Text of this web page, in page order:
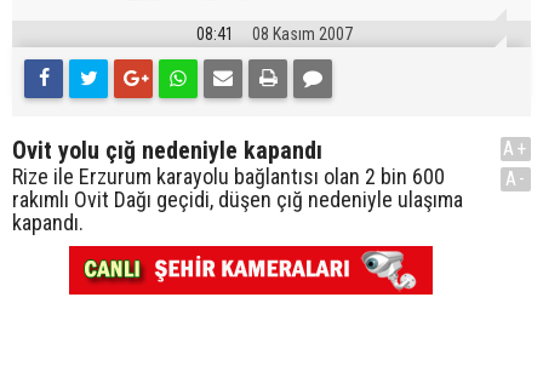
08:41 08 Kasım 2007
Ovit yolu çığ nedeniyle kapandı
Rize ile Erzurum karayolu bağlantısı olan 2 bin 600
rakımlı Ovit Dağı geçidi, düşen çığ nedeniyle ulaşıma
kapandı.
A+
A-